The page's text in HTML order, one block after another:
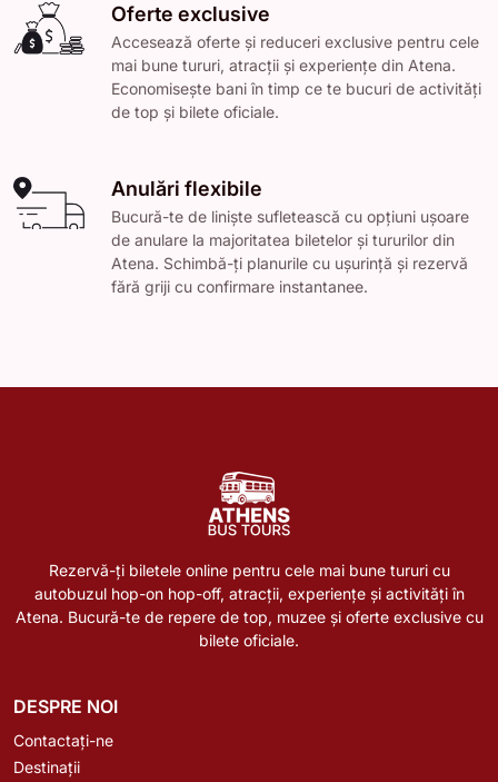
Oferte exclusive
Accesează oferte și reduceri exclusive pentru cele
mai bune tururi, atracții și experiențe din Atena.
Economisește bani în timp ce te bucuri de activități
de top și bilete oficiale.
Anulări flexibile
Bucură-te de liniște sufletească cu opțiuni ușoare
de anulare la majoritatea biletelor și tururilor din
Atena. Schimbă-ți planurile cu ușurință și rezervă
fără griji cu confirmare instantanee.
Rezervă-ți biletele online pentru cele mai bune tururi cu
autobuzul hop-on hop-off, atracții, experiențe și activități în
Atena. Bucură-te de repere de top, muzee și oferte exclusive cu
bilete oficiale.
DESPRE NOI
Contactați-ne
Destinații